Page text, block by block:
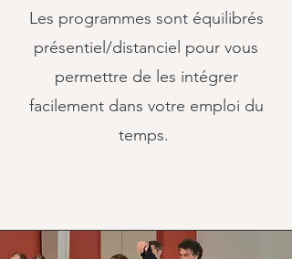
Les programmes sont équilibrés
présentiel/distanciel pour vous
permettre de les intégrer
facilement dans votre emploi du
temps.